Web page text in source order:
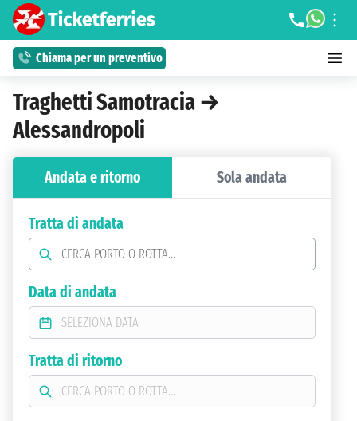
Chiama per un preventivo
Traghetti Samotracia →
Alessandropoli
Andata e ritorno Sola andata
Tratta di andata
Data di andata
Tratta di ritorno